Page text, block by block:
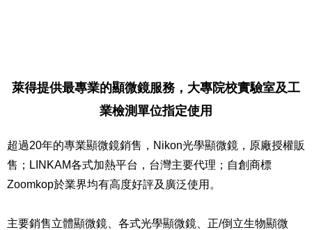
萊得提供最專業的顯微鏡服務，大專院校實驗室及工
業檢測單位指定使用
超過20年的專業顯微鏡銷售，Nikon光學顯微鏡，原廠授權販
售；LINKAM各式加熱平台，台灣主要代理；自創商標
Zoomkop於業界均有高度好評及廣泛使用。
主要銷售立體顯微鏡、各式光學顯微鏡、正/倒立生物顯微